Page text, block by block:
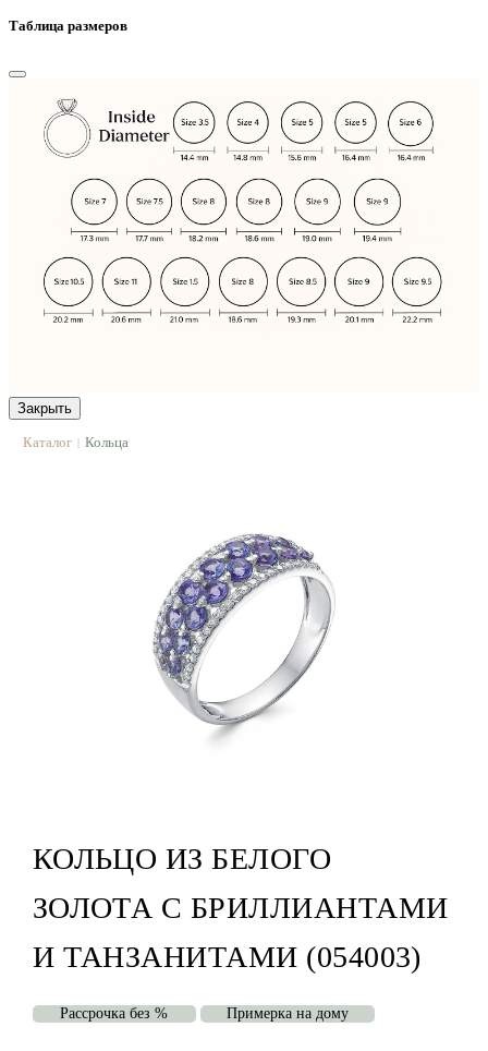
Таблица размеров
Закрыть
Каталог | Кольца
КОЛЬЦО ИЗ БЕЛОГО
ЗОЛОТА С БРИЛЛИАНТАМИ
И ТАНЗАНИТАМИ (054003)
Рассрочка без % Примерка на дому